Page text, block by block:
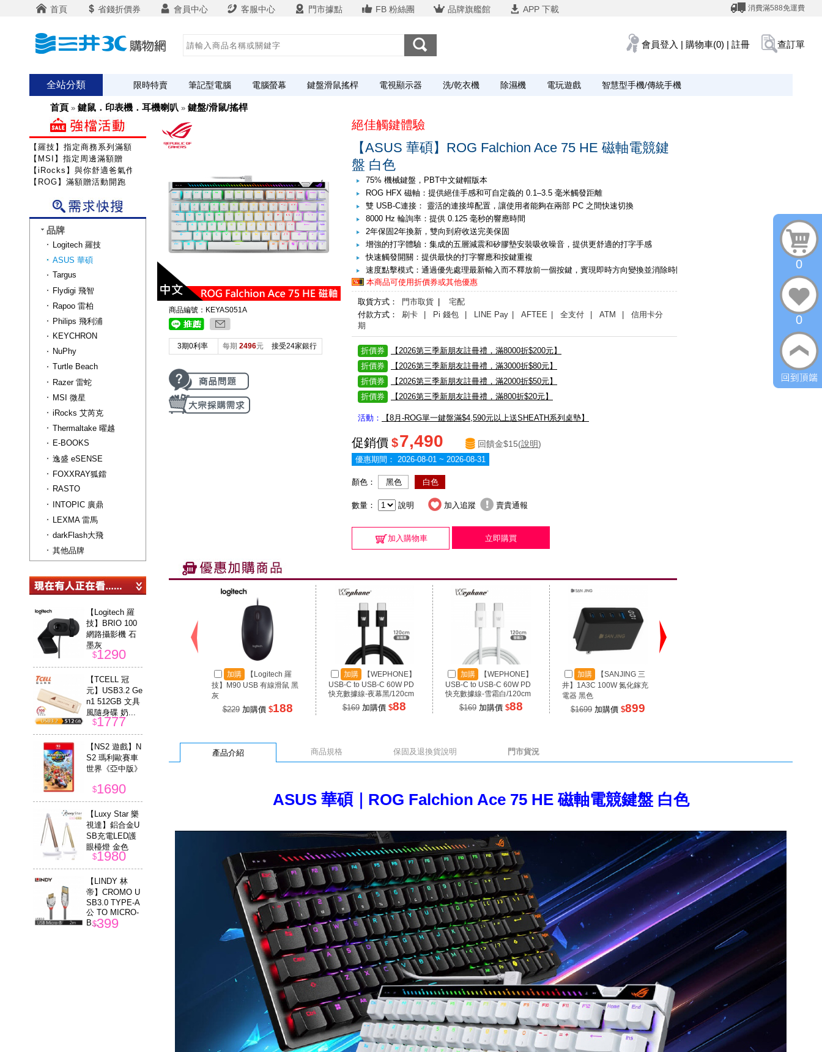
首頁 省錢折價券 會員中心 客服中心 門市據點 FB 粉絲團 品牌旗艦館 APP 下載 消費滿588免運費
會員登入 | 購物車(0) | 註冊 查訂單
全站分類 限時特賣 筆記型電腦 電腦螢幕 鍵盤滑鼠搖桿 電視顯示器 洗/乾衣機 除濕機 電玩遊戲 智慧型手機/傳統手機
首頁 » 鍵鼠．印表機．耳機喇叭 » 鍵盤/滑鼠/搖桿
商品編號：KEYAS051A
3期0利率 每期 2496元 接受24家銀行
絕佳觸鍵體驗
【ASUS 華碩】ROG Falchion Ace 75 HE 磁軸電競鍵
盤 白色
75% 機械鍵盤，PBT中文鍵帽版本
ROG HFX 磁軸：提供絕佳手感和可自定義的 0.1–3.5 毫米觸發距離
雙 USB-C連接： 靈活的連接埠配置，讓使用者能夠在兩部 PC 之間快速切換
8000 Hz 輪詢率：提供 0.125 毫秒的響應時間
2年保固2年換新，雙向到府收送完美保固
增強的打字體驗：集成的五層減震和矽膠墊安裝吸收噪音，提供更舒適的打字手感
快速觸發開關：提供最快的打字響應和按鍵重複
速度點擊模式：通過優先處理最新輸入而不釋放前一個按鍵，實現即時方向變換並消除時間間隙
本商品可使用折價券或其他優惠
取貨方式： 門市取貨
宅配
付款方式：
刷卡 | Pi 錢包 | LINE Pay | AFTEE | 全支付 | ATM
| 信用卡分
期
折價券
【2026第三季新朋友註冊禮，滿8000折$200元】
折價券
【2026第三季新朋友註冊禮，滿3000折$80元】
折價券
【2026第三季新朋友註冊禮，滿2000折$50元】
折價券
【2026第三季新朋友註冊禮，滿800折$20元】
活動： 【8月-ROG單一鍵盤滿$4,590元以上送SHEATH系列桌墊】
促銷價 $7,490 回饋金$15(說明)
優惠期間： 2026-08-01 ~ 2026-08-31
顏色： 黑色 白色
數量： 說明 加入追蹤 賣貴通報
加入購物車 立即購買
加購
【Logitech 羅
技】M90 USB 有線滑鼠 黑
灰
$229加購價 $188
加購
【WEPHONE】
USB-C to USB-C 60W PD
快充數據線-夜幕黑/120cm
$169 加購價 $88
加購
【WEPHONE】
USB-C to USB-C 60W PD
快充數據線-雪霜白/120cm
$169 加購價 $88
加購
【SANJING 三
井】1A3C 100W 氮化鎵充
電器 黑色
$1699 加購價 $899
產品介紹 商品規格 保固及退換貨說明 門市貨況
ASUS 華碩｜ROG Falchion Ace 75 HE 磁軸電競鍵盤 白色
【羅技】指定商務系列滿額送咖啡
【MSI】指定周邊滿額贈
【iRocks】與你舒適爸氣作戰!
【ROG】滿額贈活動開跑
品牌
Logitech 羅技
ASUS 華碩
Targus
Flydigi 飛智
Rapoo 雷柏
Philips 飛利浦
KEYCHRON
NuPhy
Turtle Beach
Razer 雷蛇
MSI 微星
iRocks 艾芮克
Thermaltake 曜越
E-BOOKS
逸盛 eSENSE
FOXXRAY狐鐳
RASTO
INTOPIC 廣鼎
LEXMA 雷馬
darkFlash大飛
其他品牌
【Logitech 羅
技】BRIO 100
網路攝影機 石
墨灰
$1290
【TCELL 冠
元】USB3.2 Ge
n1 512GB 文具
風隨身碟 奶...
$1777
【NS2 遊戲】N
S2 瑪利歐賽車
世界《亞中版》
$1690
【Luxy Star 樂
視達】鋁合金U
SB充電LED護
眼檯燈 金色
$1980
【LINDY 林
帝】CROMO U
SB3.0 TYPE-A
公 TO MICRO-
B...
$399
0
0